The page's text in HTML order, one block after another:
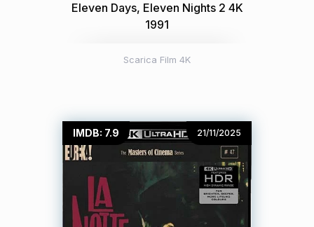
Eleven Days, Eleven Nights 2 4K
1991
Scarica Film 4K
IMDB: 7.9 21/11/2025